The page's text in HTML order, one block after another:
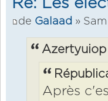
Re: Les
de Galaad »
Après